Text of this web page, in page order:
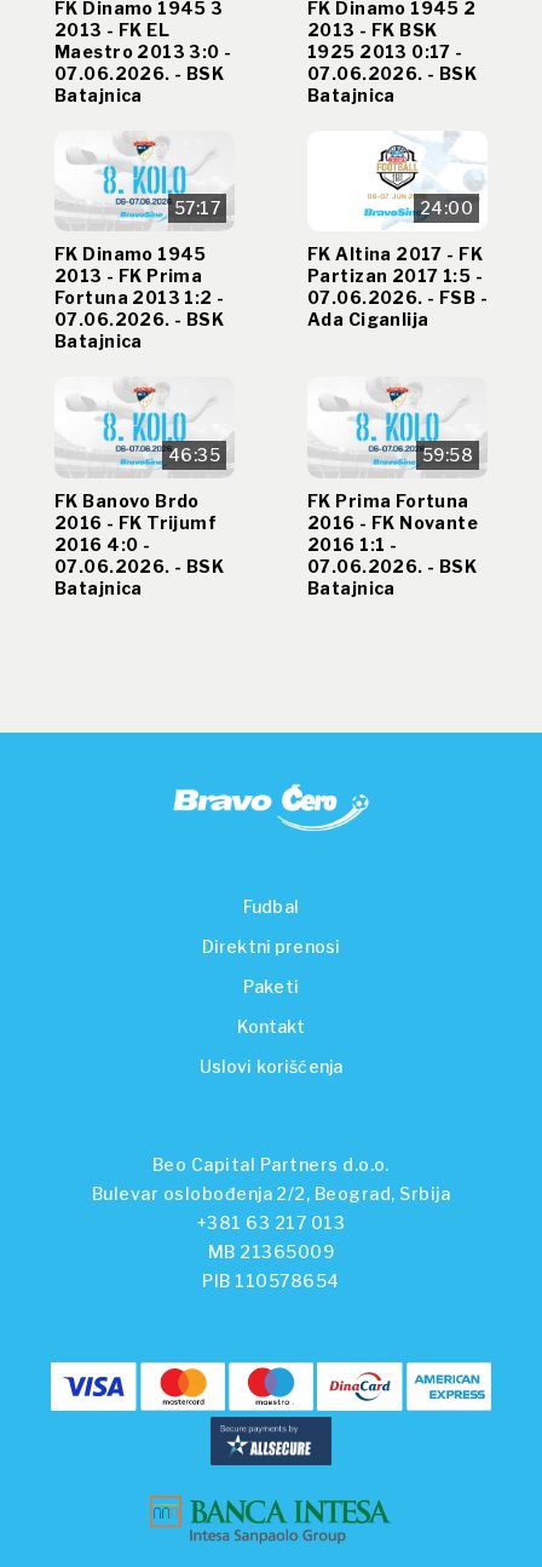
FK Dinamo 1945 3
2013 - FK EL
Maestro 2013 3:0 -
07.06.2026. - BSK
Batajnica
FK Dinamo 1945 2
2013 - FK BSK
1925 2013 0:17 -
07.06.2026. - BSK
Batajnica
57:17
FK Dinamo 1945
2013 - FK Prima
Fortuna 2013 1:2 -
07.06.2026. - BSK
Batajnica
24:00
FK Altina 2017 - FK
Partizan 2017 1:5 -
07.06.2026. - FSB -
Ada Ciganlija
46:35
FK Banovo Brdo
2016 - FK Trijumf
2016 4:0 -
07.06.2026. - BSK
Batajnica
59:58
FK Prima Fortuna
2016 - FK Novante
2016 1:1 -
07.06.2026. - BSK
Batajnica
Fudbal
Direktni prenosi
Paketi
Kontakt
Uslovi korišćenja
Beo Capital Partners d.o.o.
Bulevar oslobođenja 2/2, Beograd, Srbija
+381 63 217 013
MB 21365009
PIB 110578654